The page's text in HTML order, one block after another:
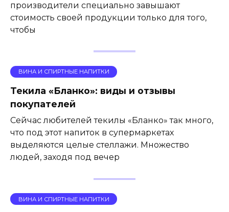
производители специально завышают
стоимость своей продукции только для того,
чтобы
ВИНА И СПИРТНЫЕ НАПИТКИ
Текила «Бланко»: виды и отзывы
покупателей
Сейчас любителей текилы «Бланко» так много,
что под этот напиток в супермаркетах
выделяются целые стеллажи. Множество
людей, заходя под вечер
ВИНА И СПИРТНЫЕ НАПИТКИ